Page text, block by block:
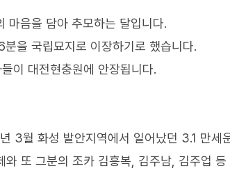
마음을 담아 추모하는 달입니다.
을 국립묘지로 이장하기로 했습니다.
이 대전현충원에 안장됩니다.
3월 화성 발안지역에서 일어났던 3.1 만세
또 그분의 조카 김흥복, 김주남, 김주업